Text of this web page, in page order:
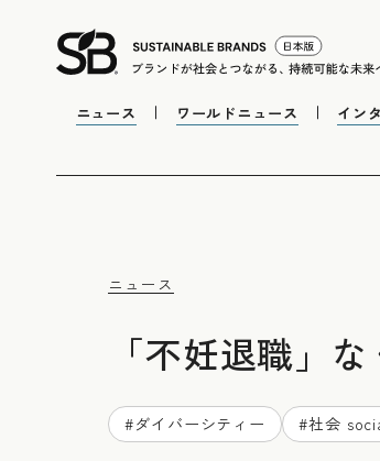
ニュース ワールドニュース イン
ニュース
「不妊退職」
#ダイバーシティー #社会